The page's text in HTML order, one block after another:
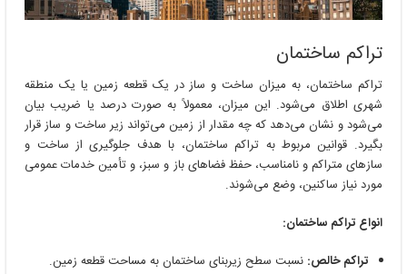
تراکم ساختمان
تراکم ساختمان، به میزان ساخت و ساز در یک قطعه زمین یا یک منطقه
شهری اطلاق می‌شود. این میزان، معمولاً به صورت درصد یا ضریب بیان
می‌شود و نشان می‌دهد که چه مقدار از زمین می‌تواند زیر ساخت و ساز قرار
بگیرد. قوانین مربوط به تراکم ساختمان، با هدف جلوگیری از ساخت و
سازهای متراکم و نامناسب، حفظ فضاهای باز و سبز، و تأمین خدمات عمومی
مورد نیاز ساکنین، وضع می‌شوند.
انواع تراکم ساختمان:
تراکم خالص: نسبت سطح زیربنای ساختمان به مساحت قطعه زمین.